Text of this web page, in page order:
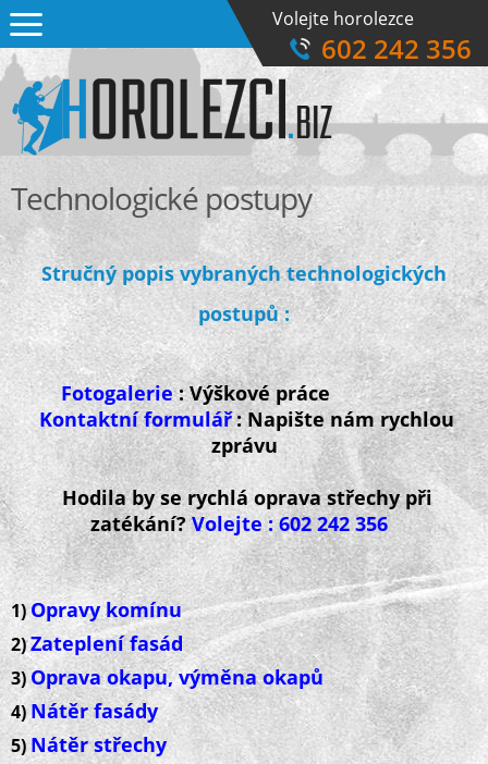
Volejte horolezce
602 242 356
Technologické postupy
Stručný popis vybraných technologických
postupů :
Fotogalerie: Výškové práce
Kontaktní formulář: Napište nám rychlou
zprávu
Hodila by se rychlá oprava střechy při
zatékání?Volejte : 602 242 356
1)Opravy komínu
2)Zateplení fasád
3)Oprava okapu, výměna okapů
4)Nátěr fasády
5) Nátěr střechy